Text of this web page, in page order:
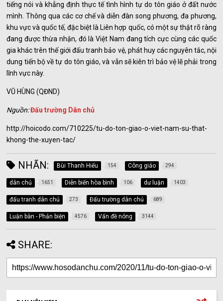
tiếng nói và khẳng định thực tế tình hình tự do tôn giáo ở đất nước
mình. Thông qua các cơ chế và diễn đàn song phương, đa phương,
khu vực và quốc tế, đặc biệt là Liên hợp quốc, có một sự thật rõ ràng
đang được thừa nhận, đó là Việt Nam đang tích cực cùng các quốc
gia khác trên thế giới đấu tranh bảo vệ, phát huy các nguyên tắc, nội
dung tiến bộ về tự do tôn giáo, và vẫn sẽ kiên trì bảo vệ lẽ phải trong
lĩnh vực này.
VŨ HÙNG (QĐND)
Nguồn:Đấu trường Dân chủ
http://hoicodo.com/710225/tu-do-ton-giao-o-viet-nam-su-that-
khong-the-xuyen-tac/
NHÃN: Bùi Thanh Hiếu 154 Công giáo 294
dân chủ 1651 Diễn biến hòa bình 106 dư luận 1403
đấu tranh dân chủ 273 Đấu trường dân chủ 689
Luận bàn - Phản biện 4576 Vấn đề nóng 3144
SHARE: